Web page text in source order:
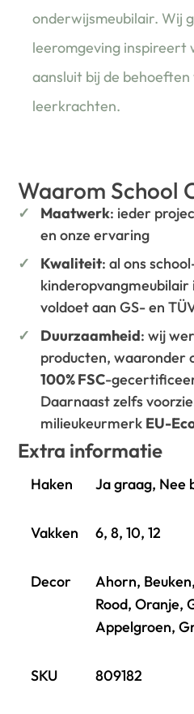
onderwijsmeubilair. Wij
leeromgeving inspireert
aansluit bij de
leerkrachten.
Waarom School
Maatwerk: ieder
en onze ervaring
Kwaliteit: al ons
voldoet aan GS- en
Duurzaamheid: wij
producten, waaronder
100% FSC-
Daarnaast zelfs
milieukeurmerk EU-
Extra informatie
Haken Ja graag, Nee
Vakken 6, 8, 10, 12
Decor
Ahorn,
Rood, Oranje,
Appelgroen,
SKU 809182